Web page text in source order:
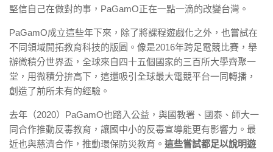
堅信自己在做對的事，PaGamO正在一點一滴的改變台灣。
PaGamO成立這些年下來，除了將課程遊戲化之外，也嘗試在
不同領域開拓教育科技的版圖。像是2016年跨足電競比賽，舉
辦微積分世界盃，全球來自四十五個國家的三百所大學齊聚一
堂，用微積分拚高下，這還吸引全球最大電競平台一同轉播，
創造了前所未有的經驗。
去年（2020）PaGamO也踏入公益，與國教署、國泰、師大一
同合作推動反毒教育，讓國中小的反毒宣導能更有影響力。最
近也與慈濟合作，推動環保防災教育。 這些嘗試都足以說明遊